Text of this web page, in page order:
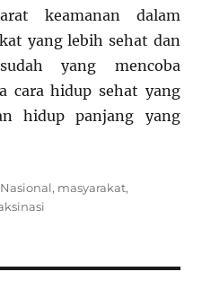
keamanan dalam
yang lebih sehat dan
yang mencoba
cara hidup sehat yang
hidup panjang yang
, masyarakat,